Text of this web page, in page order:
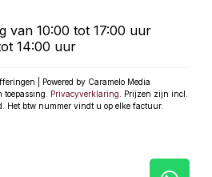
van 10:00 tot 17:00 uur
14:00 uur
| Powered by Caramelo Media
Privacyverklaring . Prijzen zijn incl.
Het btw nummer vindt u op elke factuur.